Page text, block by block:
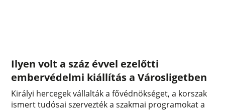
Ilyen volt a száz évvel ezelőtti
embervédelmi kiállítás a Városligetben
Királyi hercegek vállalták a fővédnökséget, a korszak
ismert tudósai szervezték a szakmai programokat a